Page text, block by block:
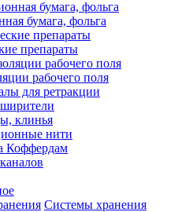
бумага, фольга
препараты
рабочего поля
для ретракции
клинья
нити
Коффердам
Системы хранения